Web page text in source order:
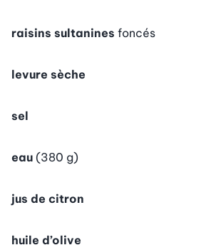
raisins sultanines foncés
levure sèche
sel
eau (380 g)
jus de citron
huile d’olive